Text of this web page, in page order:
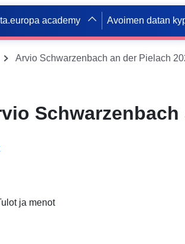
academy Avoimen datan
Arvio Schwarzenbach an der Pielach
ja menot